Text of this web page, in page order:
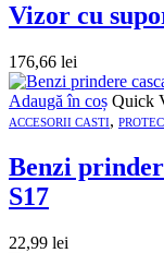
Vizor cu
176,66 lei
Adaugă în coș Quick
ACCESORII CASTI,
Benzi
S17
22,99 lei